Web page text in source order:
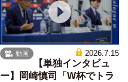
動画 2026.7.15
【単独インタビュ
ー】岡崎慎司「W杯でトラ